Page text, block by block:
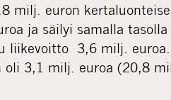
milj. euron
ja säilyi samalla
liikevoitto 3,6 milj.
oli 3,1 milj. euroa (20,8